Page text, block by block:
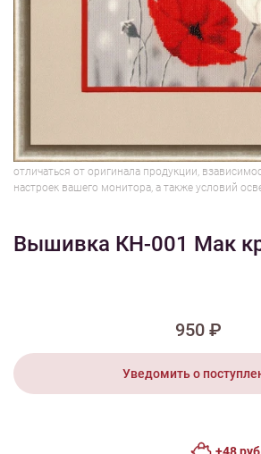
Изображения и цвет представленного товара
отличаться от оригинала продукции,
настроек вашего монитора, а также условий
Вышивка КН-001 Мак
950 ₽
Уведомить о